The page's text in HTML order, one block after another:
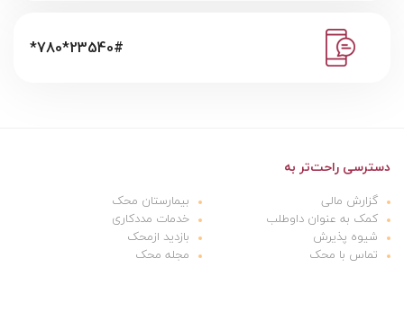
*780*23540#
دسترسی راحت‌تر به
گزارش مالی
بیمارستان محک
کمک به عنوان داوطلب
خدمات مددکاری
شیوه پذیرش
بازدید ازمحک
تماس با محک
مجله محک